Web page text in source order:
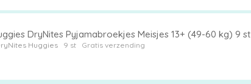
DryNites Pyjamabroekjes Meisjes 13+ (49-60 kg) 9 st
Huggies9 st Gratis verzending